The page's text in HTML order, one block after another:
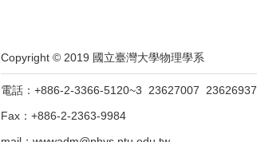
Copyright © 2019 國立臺灣大學物理學系
電話：+886-2-3366-5120~3 23627007 23626937
Fax：+886-2-2363-9984